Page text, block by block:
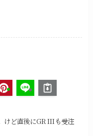
けど直後にGR IIIも受注